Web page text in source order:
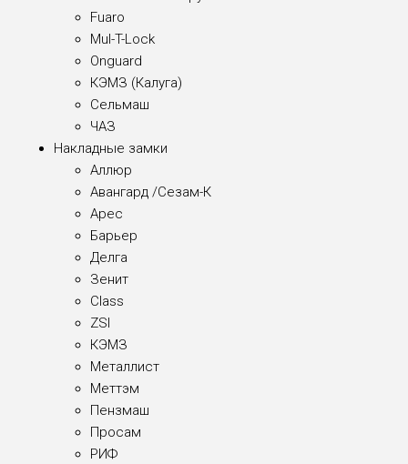
Fuaro
Mul-T-Lock
Onguard
КЭМЗ (Калуга)
Сельмаш
ЧАЗ
Накладные замки
Аллюр
Авангард /Сезам-К
Арес
Барьер
Делга
Зенит
Class
ZSI
КЭМЗ
Металлист
Меттэм
Пензмаш
Просам
РИФ